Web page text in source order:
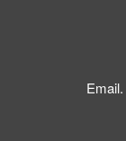
Email.